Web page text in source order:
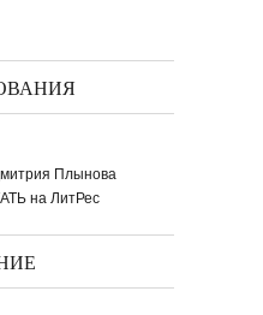
Выпуск № 1'17 журнала
КЛАУЗУРА
1'17...
Плынова
на ЛитРес